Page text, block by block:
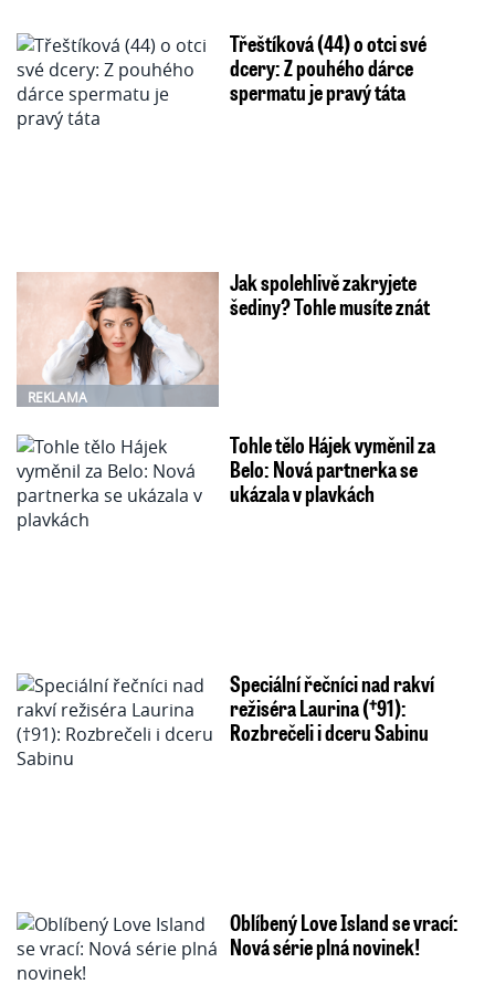
Třeštíková (44) o otci své
dcery: Z pouhého dárce
spermatu je pravý táta
REKLAMA
Jak spolehlivě zakryjete
šediny? Tohle musíte znát
Tohle tělo Hájek vyměnil za
Belo: Nová partnerka se
ukázala v plavkách
Speciální řečníci nad rakví
režiséra Laurina (†91):
Rozbrečeli i dceru Sabinu
Oblíbený Love Island se vrací:
Nová série plná novinek!